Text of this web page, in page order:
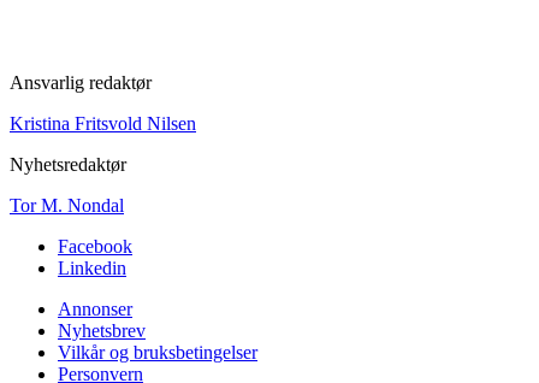
Ansvarlig redaktør
Kristina Fritsvold Nilsen
Nyhetsredaktør
Tor M. Nondal
Facebook
Linkedin
Annonser
Nyhetsbrev
Vilkår og bruksbetingelser
Personvern